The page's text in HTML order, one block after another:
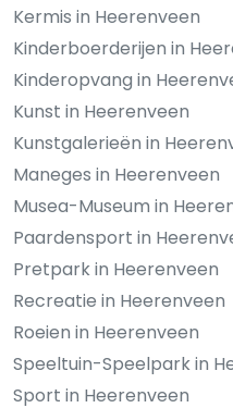
Kermis in Heerenveen
Kinderboerderijen in
Kinderopvang in
Kunst in Heerenveen
Kunstgalerieën in
Maneges in Heerenveen
Musea-Museum in
Paardensport in
Pretpark in Heerenveen
Recreatie in Heerenveen
Roeien in Heerenveen
Speeltuin-Speelpark in
Sport in Heerenveen